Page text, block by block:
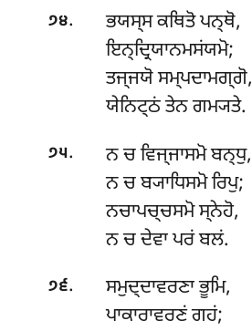
੭੪.
ਭਯਸ੍ਸ ਕਥਿਤੋ ਪਨ੍ਥੋ,
ਇਨ੍ਦ੍ਰਿਯਾਨਮਸਂਯਮੋ;
ਤਜ੍ਜਯੋ ਸਮ੍ਪਦਾਮਗ੍ਗੋ,
ਯੇਨਿਟ੍ਠਂ ਤੇਨ ਗਮ੍ਯਤੇ.
੭੫. ਨਚ ਵਿਜ੍ਜਾਸਮੋ ਬਨ੍ਧੁ,
ਨ ਚ ਬ੍ਯਾਧਿਸਮੋ ਰਿਪੁ;
ਨਚਾਪਚ੍ਚਸਮੋ ਸ੍ਨੇਹੋ,
ਨ ਚ ਦੇਵਾ ਪਰਂ ਬਲਂ.
੭੬. ਸਮੁਦ੍ਦਾਵਰਣਾਭੂਮਿ,
ਪਾਕਾਰਾਵਰਣਂ ਗਹਂ;